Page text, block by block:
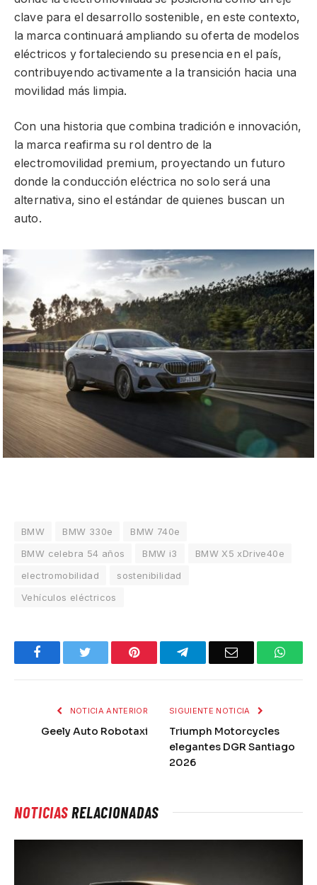
clave para el desarrollo sostenible, en este contexto,
la marca continuará ampliando su oferta de modelos
eléctricos y fortaleciendo su presencia en el país,
contribuyendo activamente a la transición hacia una
movilidad más limpia.
Con una historia que combina tradición e innovación,
la marca reafirma su rol dentro de la
electromovilidad premium, proyectando un futuro
donde la conducción eléctrica no solo será una
alternativa, sino el estándar de quienes buscan un
auto.
BMW BMW 330e
BMW 740e
BMW celebra 54 años
BMW i3
BMW X5 xDrive40e
electromobilidad
sostenibilidad
Vehículos eléctricos
Facebook Pinterest TelegramEmail
NOTICIA ANTERIOR
Geely Auto Robotaxi
SIGUIENTE NOTICIA
Triumph Motorcycles
elegantes DGR Santiago
2026
NOTICIASRELACIONADAS